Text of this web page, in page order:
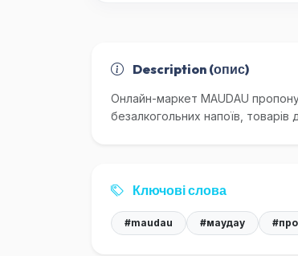
Description (опис)
Онлайн-маркет MAUDAU
безалкогольних напоїв, товарів
Ключові слова
#maudau #маудау